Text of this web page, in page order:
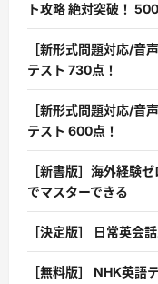
ト攻略 絶対突破！
［新形式問題対応/音
テスト 730点！
［新形式問題対応/音
テスト 600点！
［新書版］海外経験
でマスターできる
［決定版］ 日常英会
［無料版］ NHK英語